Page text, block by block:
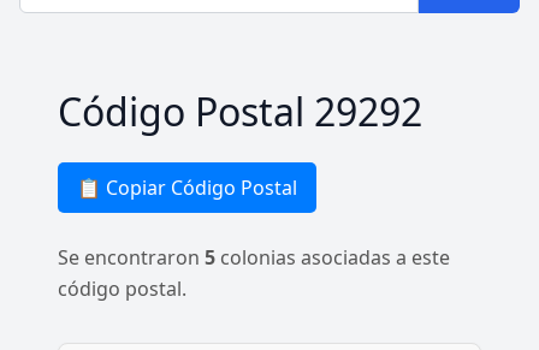
Código Postal 29292
📋 Copiar Código Postal
Se encontraron 5 colonias asociadas a este
código postal.